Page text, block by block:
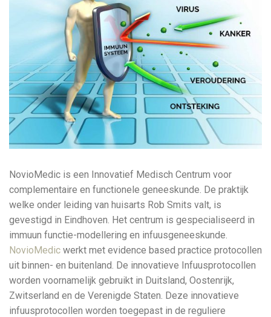
NovioMedic is een Innovatief Medisch Centrum voor
complementaire en functionele geneeskunde. De praktijk
welke onder leiding van huisarts Rob Smits valt, is
gevestigd in Eindhoven. Het centrum is gespecialiseerd in
immuun functie-modellering en infuusgeneeskunde.
NovioMedic werkt met evidence based practice protocollen
uit binnen- en buitenland. De innovatieve Infuusprotocollen
worden voornamelijk gebruikt in Duitsland, Oostenrijk,
Zwitserland en de Verenigde Staten. Deze innovatieve
infuusprotocollen worden toegepast in de reguliere